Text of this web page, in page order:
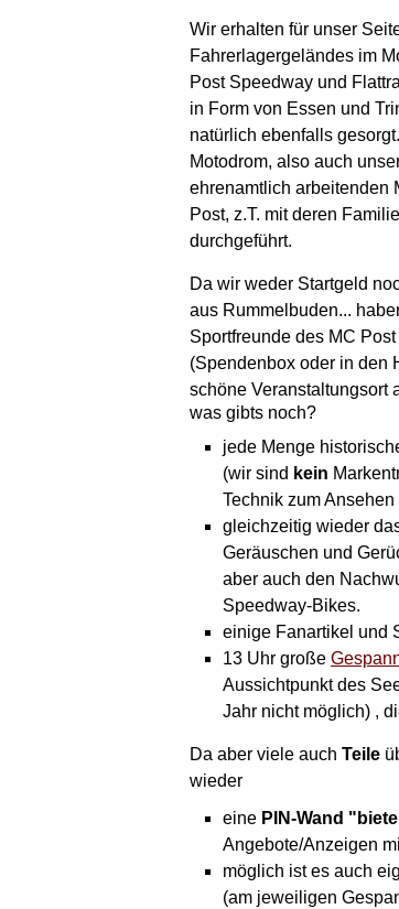
Wir erhalten für unser
Fahrerlagergeländes im
Post Speedway und
in Form von Essen und
natürlich ebenfalls
Motodrom, also auch
ehrenamtlich arbeitenden
Post, z.T. mit deren
durchgeführt.
Da wir weder Startgeld
aus Rummelbuden...
Sportfreunde des MC
(Spendenbox oder in den
schöne Veranstaltungsort
was gibts noch?
jede Menge
(wir sind kein
Technik zum
gleichzeitig wieder
Geräuschen und
aber auch den
Speedway-Bikes.
einige Fanartikel und
13 Uhr große
Aussichtpunkt des
Jahr nicht möglich) ,
Da aber viele auch Teile
wieder
eine PIN-Wand
Angebote/Anzeigen
möglich ist es auch
(am jeweiligen